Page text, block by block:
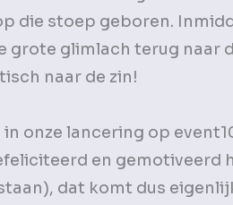
die stoep geboren.
grote glimlach terug naar
naar de zin!
onze lancering op
en gemotiveerd
dat komt dus